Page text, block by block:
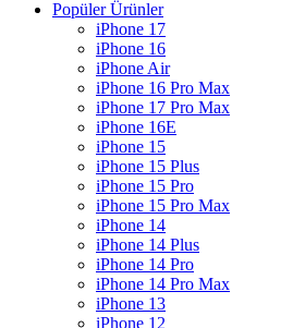
Popüler Ürünler
iPhone 17
iPhone 16
iPhone Air
iPhone 16 Pro Max
iPhone 17 Pro Max
iPhone 16E
iPhone 15
iPhone 15 Plus
iPhone 15 Pro
iPhone 15 Pro Max
iPhone 14
iPhone 14 Plus
iPhone 14 Pro
iPhone 14 Pro Max
iPhone 13
iPhone 12